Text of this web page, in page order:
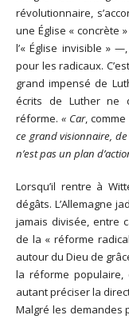
révolutionnaire,
une Église « concrète
l’« Église invisible »
pour les radicaux.
grand impensé de
écrits de Luther ne
réforme. « Car,
ce grand visionnaire,
n’est pas un plan
Lorsqu’il rentre à
dégâts. L’Allemagne
jamais divisée, entre
de la « réforme
autour du Dieu de
la réforme
autant préciser la
Malgré les demandes